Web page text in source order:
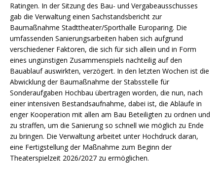
Ratingen. In der Sitzung des Bau- und Vergabeausschusses
gab die Verwaltung einen Sachstandsbericht zur
Baumaßnahme Stadttheater/Sporthalle Europaring. Die
umfassenden Sanierungsarbeiten haben sich aufgrund
verschiedener Faktoren, die sich für sich allein und in Form
eines ungünstigen Zusammenspiels nachteilig auf den
Bauablauf auswirkten, verzögert. In den letzten Wochen ist die
Abwicklung der Baumaßnahme der Stabsstelle für
Sonderaufgaben Hochbau übertragen worden, die nun, nach
einer intensiven Bestandsaufnahme, dabei ist, die Abläufe in
enger Kooperation mit allen am Bau Beteiligten zu ordnen und
zu straffen, um die Sanierung so schnell wie möglich zu Ende
zu bringen. Die Verwaltung arbeitet unter Hochdruck daran,
eine Fertigstellung der Maßnahme zum Beginn der
Theaterspielzeit 2026/2027 zu ermöglichen.